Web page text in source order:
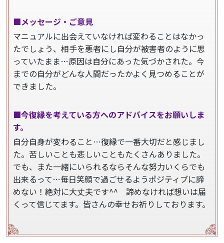
■メッセージ・ご意見
マニュアルに出会えていなければ変わることはなかっ
たでしょう、相手を悪者にし自分が被害者のように思
っていたまま…原因は自分にあった気づかされた。今
までの自分がどんな人間だったかよく見つめることが
できました。
■今復縁を考えている方へのアドバイスをお願いしま
す。
自分自身が変わること…復縁で一番大切だと感じまし
た。苦しいことも悲しいこともたくさんありました。
でも、また一緒にいられるならそんな努力いくらでも
出来るって…毎日笑顔で過ごせるようポジティブに諦
めない！絶対に大丈夫です^^ 諦めなければ想いは届
くって信じてます。皆さんの幸せお祈りしております。